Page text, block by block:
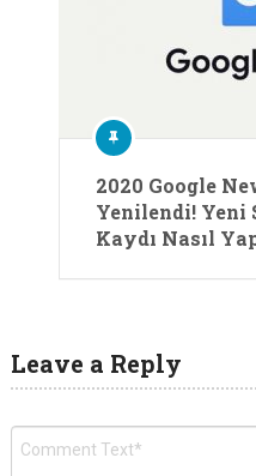
2020 Google
Yenilendi! Yeni
Kaydı Nasıl
Leave a Reply